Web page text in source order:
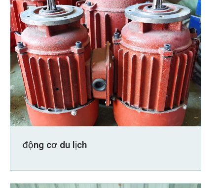
động cơ du lịch